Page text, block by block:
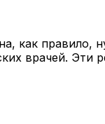
как правило,
врачей. Эти